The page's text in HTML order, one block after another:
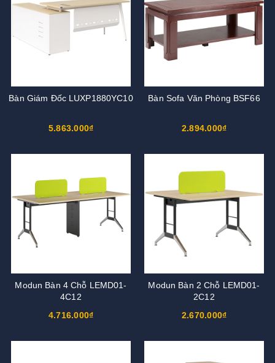
Bàn Giám Đốc LUXP1880YC10
5.863.000₫
Bàn Sofa Văn Phòng BSF66
2.894.000₫
Modun Bàn 4 Chỗ LEMD01-
4C12
4.716.000₫
Modun Bàn 2 Chỗ LEMD01-
2C12
2.670.000₫